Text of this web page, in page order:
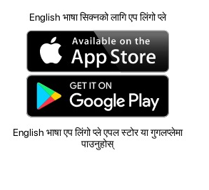
English भाषा सिक्नको लागि एप लिंगो प्ले
English भाषा एप लिंगो प्ले एपल स्टोर या गुगलप्लेमा
पाउनुहोस्